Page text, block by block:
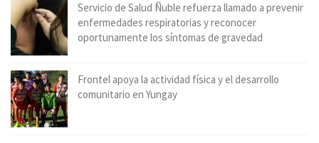
Servicio de Salud Ñuble refuerza llamado a prevenir
enfermedades respiratorias y reconocer
oportunamente los síntomas de gravedad
Frontel apoya la actividad física y el desarrollo
comunitario en Yungay